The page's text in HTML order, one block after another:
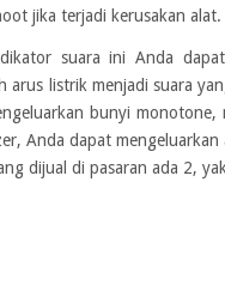
jika terjadi kerusakan alat.
suara ini Anda dapat
arus listrik menjadi suara
bunyi
Anda dapat
dijual di pasaran ada 2,